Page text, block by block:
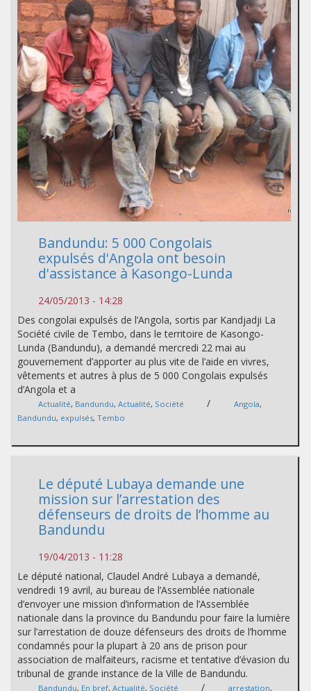
Bandundu: 5 000 Congolais
expulsés d'Angola ont besoin
d'assistance à Kasongo-Lunda
24/05/2013 - 14:28
Des congolai expulsés de l’Angola, sortis par Kandjadji La
Société civile de Tembo, dans le territoire de Kasongo-
Lunda (Bandundu), a demandé mercredi 22 mai au
gouvernement d’apporter au plus vite de l’aide en vivres,
vêtements et autres à plus de 5 000 Congolais expulsés
d’Angola et a
Actualité, Bandundu, Actualité, Société / Angola,
Bandundu, expulsés, Tembo
Le député Lubaya demande une
mission sur l’arrestation des
défenseurs de droits de l’homme au
Bandundu
19/04/2013 - 11:28
Le député national, Claudel André Lubaya a demandé,
vendredi 19 avril, au bureau de l’Assemblée nationale
d’envoyer une mission d’information de l’Assemblée
nationale dans la province du Bandundu pour faire la lumière
sur l’arrestation de douze défenseurs des droits de l’homme
condamnés pour la plupart à 20 ans de prison pour
association de malfaiteurs, racisme et tentative d’évasion du
tribunal de grande instance de la Ville de Bandundu.
Bandundu, En bref, Actualité, Société / arrestation,